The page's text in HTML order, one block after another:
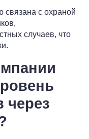
связана с охраной
случаев, что
через